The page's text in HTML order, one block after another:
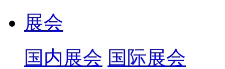
展会
国内展会 国际展会